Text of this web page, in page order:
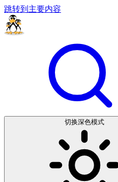
跳转到主要内容
切换深色模式